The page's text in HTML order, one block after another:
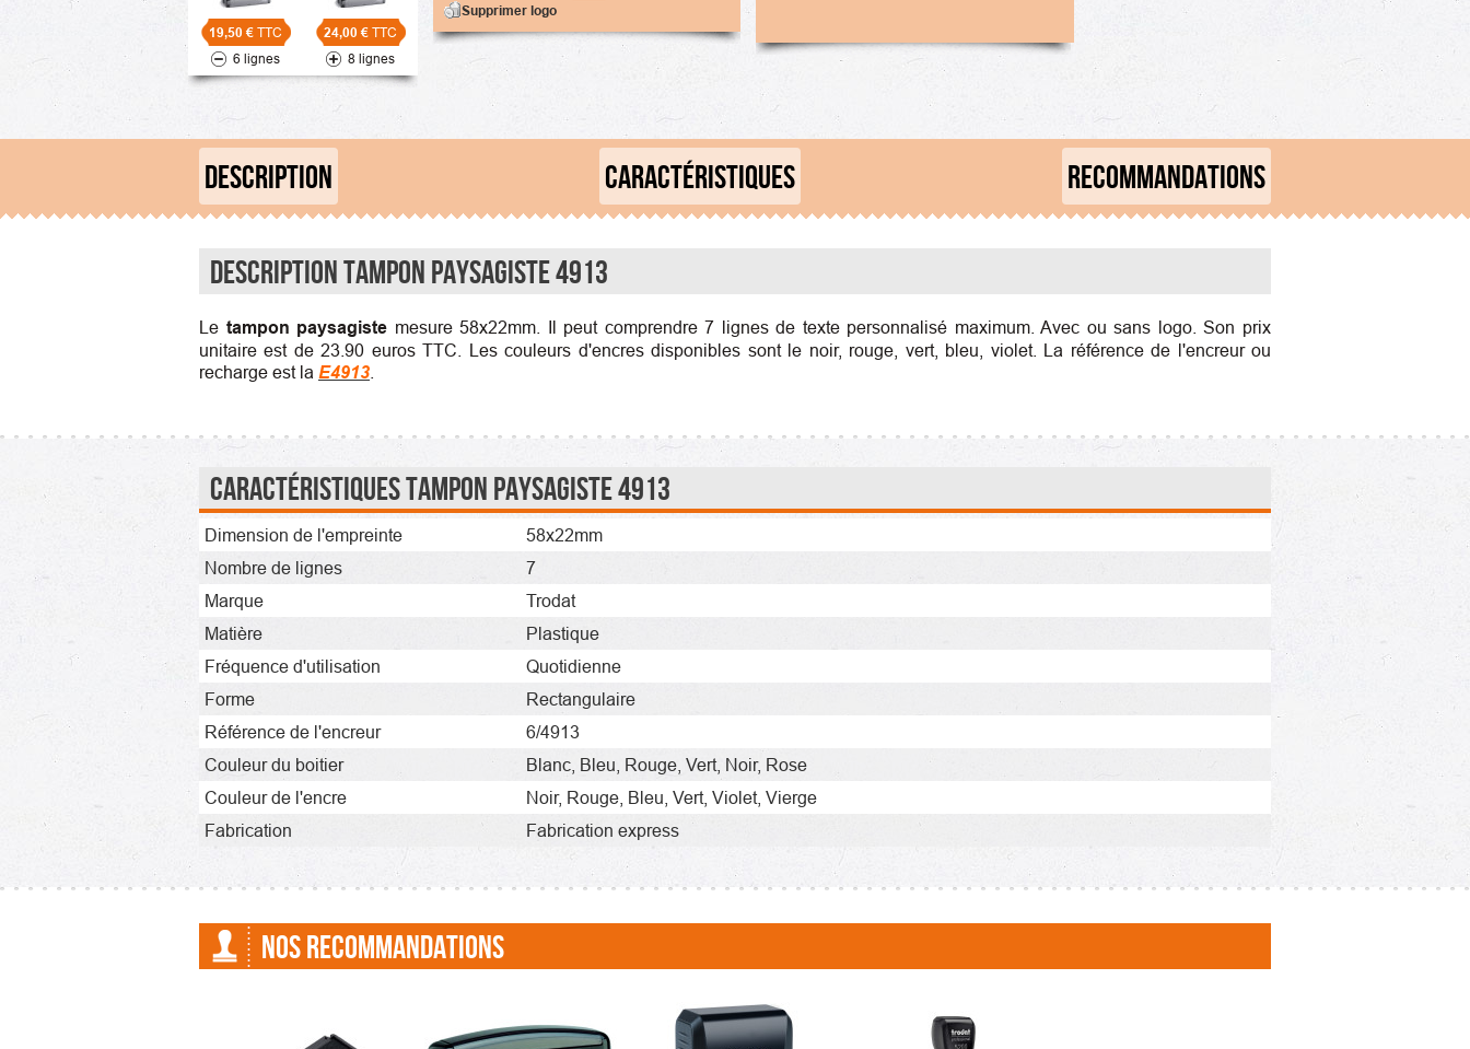
19,50 € TTC
6 lignes
24,00 € TTC
8 lignes
Supprimer logo
DESCRIPTION CARACTÉRISTIQUES RECOMMANDATIONS
Description Tampon Paysagiste 4913
Le tampon paysagiste mesure 58x22mm. Il peut comprendre 7 lignes de texte personnalisé maximum. Avec ou sans logo. Son prix
unitaire est de 23.90 euros TTC. Les couleurs d'encres disponibles sont le noir, rouge, vert, bleu, violet. La référence de l'encreur ou
recharge est la E4913
Caractéristiques Tampon Paysagiste 4913
Dimension de l'empreinte
58x22mm
Nombre de lignes
7
Marque
Trodat
Matière
Plastique
Fréquence d'utilisation
Quotidienne
Forme
Rectangulaire
Référence de l'encreur
6/4913
Couleur du boitier
Blanc, Bleu, Rouge, Vert, Noir, Rose
Couleur de l'encre
Noir, Rouge, Bleu, Vert, Violet, Vierge
Fabrication
Fabrication express
NOS RECOMMANDATIONS